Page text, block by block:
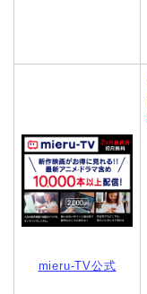
mieru-TV公式